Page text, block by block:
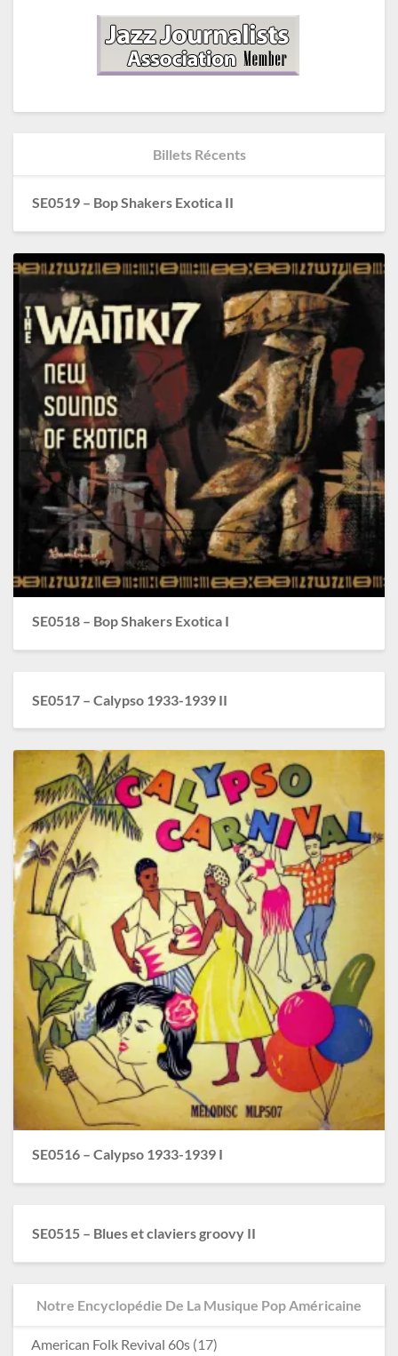
Billets Récents
SE0519 – Bop Shakers Exotica II
SE0518 – Bop Shakers Exotica I
SE0517 – Calypso 1933-1939 II
SE0516 – Calypso 1933-1939 I
SE0515 – Blues et claviers groovy II
Notre Encyclopédie De La Musique Pop Américaine
American Folk Revival 60s (17)